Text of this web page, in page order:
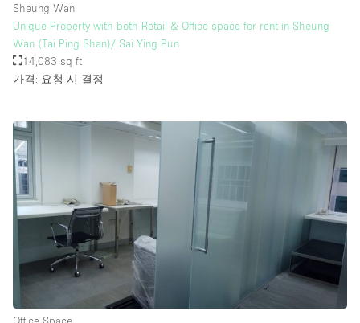
층 / 접근성:
지하층
1층 앞마당
기타
Sheung Wan
Unique Property with both Retail & Office space for rent in Sheung
Wan (Tai Ping Shan)/ Sai Ying Pun
14,083 sq ft
가격: 요청 시 결정
Office Space